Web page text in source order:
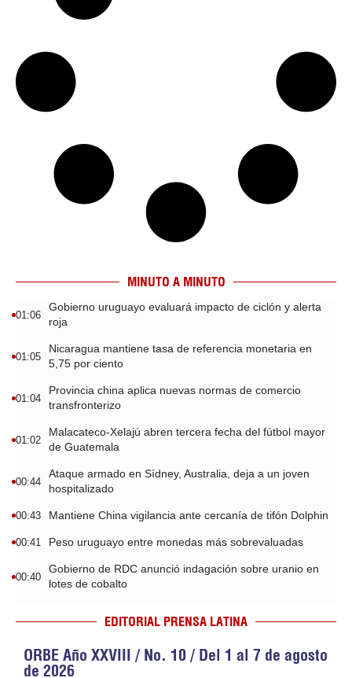
MINUTO A MINUTO
01:06
Gobierno uruguayo evaluará impacto de ciclón y alerta
roja
01:05
Nicaragua mantiene tasa de referencia monetaria en
5,75 por ciento
01:04
Provincia china aplica nuevas normas de comercio
transfronterizo
01:02
Malacateco-Xelajú abren tercera fecha del fútbol mayor
de Guatemala
00:44
Ataque armado en Sídney, Australia, deja a un joven
hospitalizado
00:43 Mantiene China vigilancia ante cercanía de tifón Dolphin
00:41 Peso uruguayo entre monedas más sobrevaluadas
00:40
Gobierno de RDC anunció indagación sobre uranio en
lotes de cobalto
EDITORIAL PRENSA LATINA
ORBE Año XXVIII / No. 10 / Del 1 al 7 de agosto
de 2026